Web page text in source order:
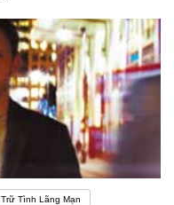
Trữ Tình Lãng Mạn